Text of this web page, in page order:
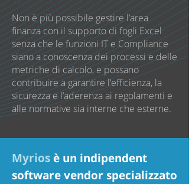
Non è più possibile gestire l’area
finanza con il supporto di fogli Excel
senza che le funzioni IT e Compliance
siano a conoscenza dei processi e delle
metriche di calcolo, e possano
contribuire a garantire l’efficienza, la
sicurezza e l’aderenza ai regolamenti e
alle normative sia interne che esterne.
Myriosè un indipendent
software vendor specializzato